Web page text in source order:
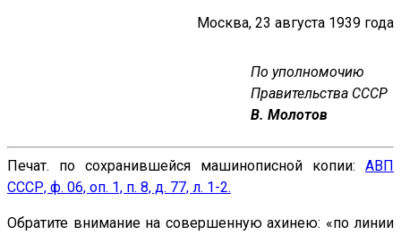
Москва, 23 августа 1939 года
По уполномочию
Правительства СССР
В. Молотов
Печат. по сохранившейся машинописной копии: АВП
СССР, ф. 06, оп. 1, п. 8, д. 77, л. 1-2.
Обратите внимание на совершенную ахинею: «по линии